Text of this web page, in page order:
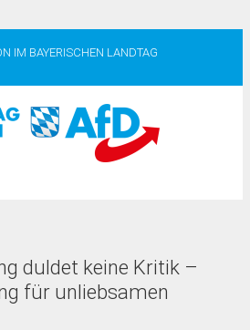
IM BAYERISCHEN LANDTAG
duldet keine Kritik –
für unliebsamen